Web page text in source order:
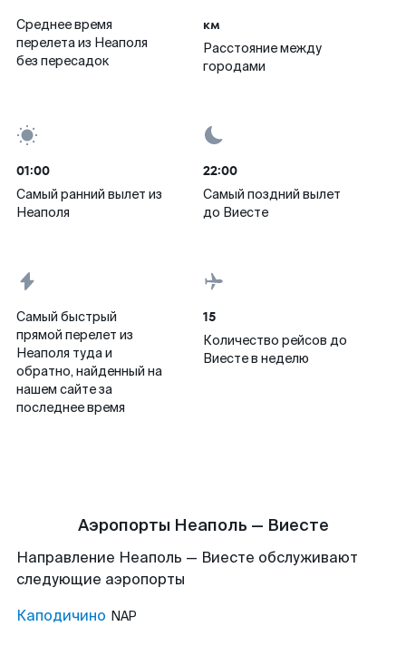
Среднее время
перелета из Неаполя
без пересадок
км
Расстояние между
городами
01:00
Самый ранний вылет из
Неаполя
22:00
Самый поздний вылет
до Виесте
Самый быстрый
прямой перелет из
Неаполя туда и
обратно, найденный на
нашем сайте за
последнее время
15
Количество рейсов до
Виесте в неделю
Аэропорты Неаполь — Виесте
Направление Неаполь — Виесте обслуживают
следующие аэропорты
Каподичино NAP